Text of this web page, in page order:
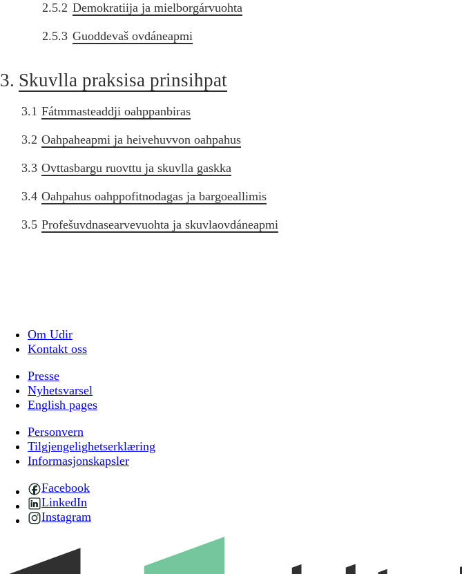
2.5.2 Demokratiija ja mielborgárvuohta
2.5.3 Guoddevaš ovdáneapmi
3. Skuvlla praksisa prinsihpat
3.1 Fátmmasteaddji oahppanbiras
3.2 Oahpaheapmi ja heivehuvvon oahpahus
3.3 Ovttasbargu ruovttu ja skuvlla gaskka
3.4 Oahpahus oahppofitnodagas ja bargoeallimis
3.5 Profešuvdnasearvevuohta ja skuvlaovdáneapmi
Om Udir
Kontakt oss
Presse
Nyhetsvarsel
English pages
Personvern
Tilgjengelighetserklæring
Informasjonskapsler
Facebook
LinkedIn
Instagram